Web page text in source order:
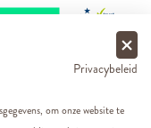
Privacybeleid
om onze website te